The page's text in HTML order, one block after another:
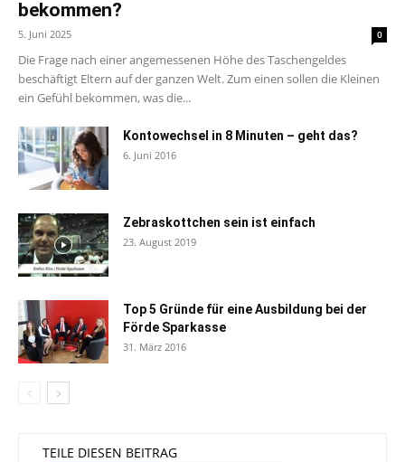
bekommen?
5. Juni 2025 0
Die Frage nach einer angemessenen Höhe des Taschengeldes
beschäftigt Eltern auf der ganzen Welt. Zum einen sollen die Kleinen
ein Gefühl bekommen, was die...
Kontowechsel in 8 Minuten – geht das?
6. Juni 2016
Zebraskottchen sein ist einfach
23. August 2019
Top 5 Gründe für eine Ausbildung bei der
Förde Sparkasse
31. März 2016
TEILE DIESEN BEITRAG